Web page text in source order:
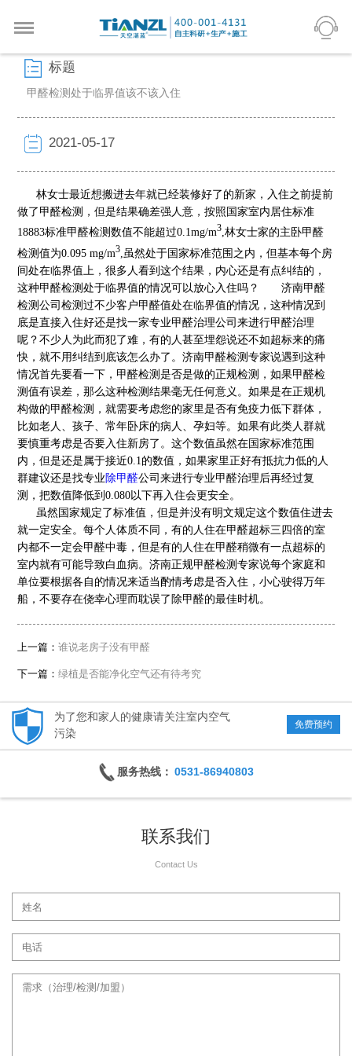
标题
甲醛检测处于临界值该不该入住
2021-05-17
林女士最近想搬进去年就已经装修好了的新家，入住之前提前
做了甲醛检测，但是结果确差强人意，按照国家室内居住标准
18883标准甲醛检测数值不能超过0.1mg/m3,林女士家的主卧甲醛
检测值为0.095 mg/m3,虽然处于国家标准范围之内，但基本每个房
间处在临界值上，很多人看到这个结果，内心还是有点纠结的，
这种甲醛检测处于临界值的情况可以放心入住吗？
济南甲醛
检测公司检测过不少客户甲醛值处在临界值的情况，这种情况到
底是直接入住好还是找一家专业甲醛治理公司来进行甲醛治理
呢？不少人为此而犯了难，有的人甚至埋怨说还不如超标来的痛
快，就不用纠结到底该怎么办了。济南甲醛检测专家说遇到这种
情况首先要看一下，甲醛检测是否是做的正规检测，如果甲醛检
测值有误差，那么这种检测结果毫无任何意义。如果是在正规机
构做的甲醛检测，就需要考虑您的家里是否有免疫力低下群体，
比如老人、孩子、常年卧床的病人、孕妇等。如果有此类人群就
要慎重考虑是否要入住新房了。这个数值虽然在国家标准范围
内，但是还是属于接近0.1的数值，如果家里正好有抵抗力低的人
群建议还是找专业 除甲醛公司来进行专业甲醛治理后再经过复
测，把数值降低到0.080以下再入住会更安全。
虽然国家规定了标准值，但是并没有明文规定这个数值住进去
就一定安全。每个人体质不同，有的人住在甲醛超标三四倍的室
内都不一定会甲醛中毒，但是有的人住在甲醛稍微有一点超标的
室内就有可能导致白血病。济南正规甲醛检测专家说每个家庭和
单位要根据各自的情况来适当酌情考虑是否入住，小心驶得万年
船，不要存在侥幸心理而耽误了除甲醛的最佳时机。
上一篇：谁说老房子没有甲醛
下一篇：绿植是否能净化空气还有待考究
为了您和家人的健康请关注室内空气
污染
免费预约
服务热线： 0531-86940803
联系我们
Contact Us